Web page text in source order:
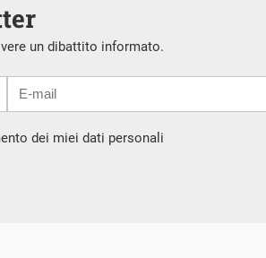
un dibattito informato.
dei miei dati personali